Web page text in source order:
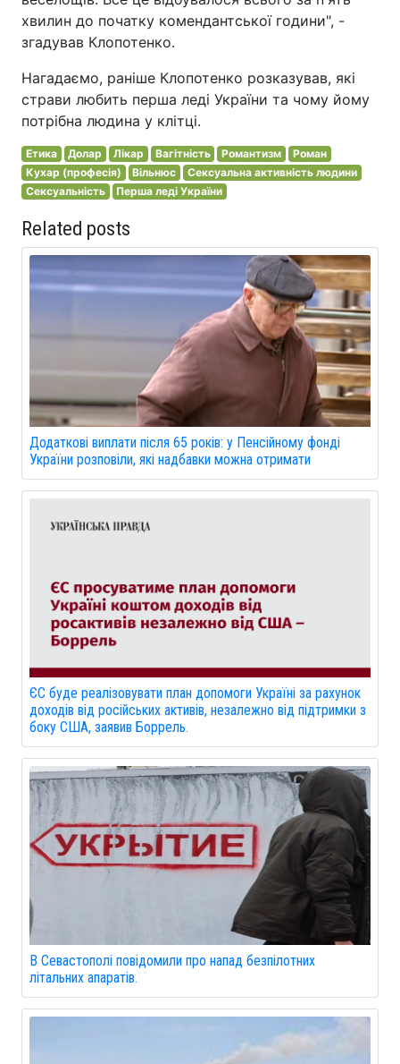
хвилин до початку комендантської години", -
згадував Клопотенко.
Нагадаємо, раніше Клопотенко розказував, які
страви любить перша леді України та чому йому
потрібна людина у клітці.
Етика Долар Лікар Вагітність Романтизм
Роман
Кухар (професія)
Вільнюс
Сексуальна активність людини
Сексуальність
Перша леді України
Related posts
Додаткові виплати після 65 років: у Пенсійному фонді
України розповіли, які надбавки можна отримати
ЄС буде реалізовувати план допомоги Україні за рахунок
доходів від російських активів, незалежно від підтримки з
боку США, заявив Боррель.
В Севастополі повідомили про напад безпілотних
літальних апаратів.